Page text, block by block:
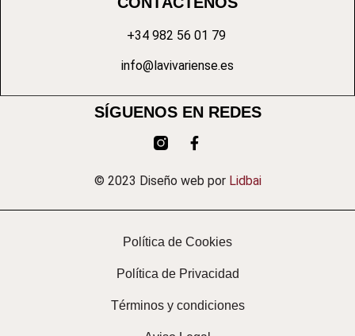
+34 982 56 01 79
info@lavivariense.es
SÍGUENOS EN REDES
© 2023 Diseño web por Lidbai
Política de Cookies
Política de Privacidad
Términos y condiciones